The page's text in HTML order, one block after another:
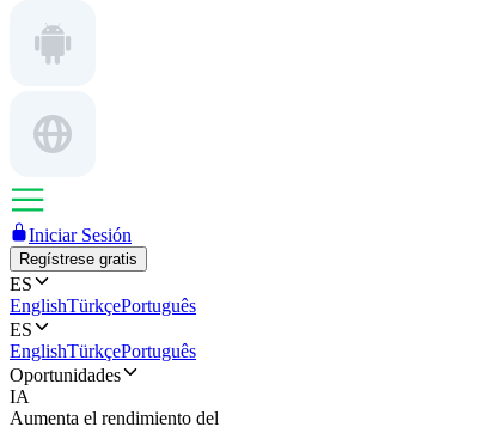
Iniciar Sesión
Regístrese gratis
ES
EnglishTürkçePortuguês
ES
EnglishTürkçePortuguês
Oportunidades
IA
Aumenta el rendimiento del